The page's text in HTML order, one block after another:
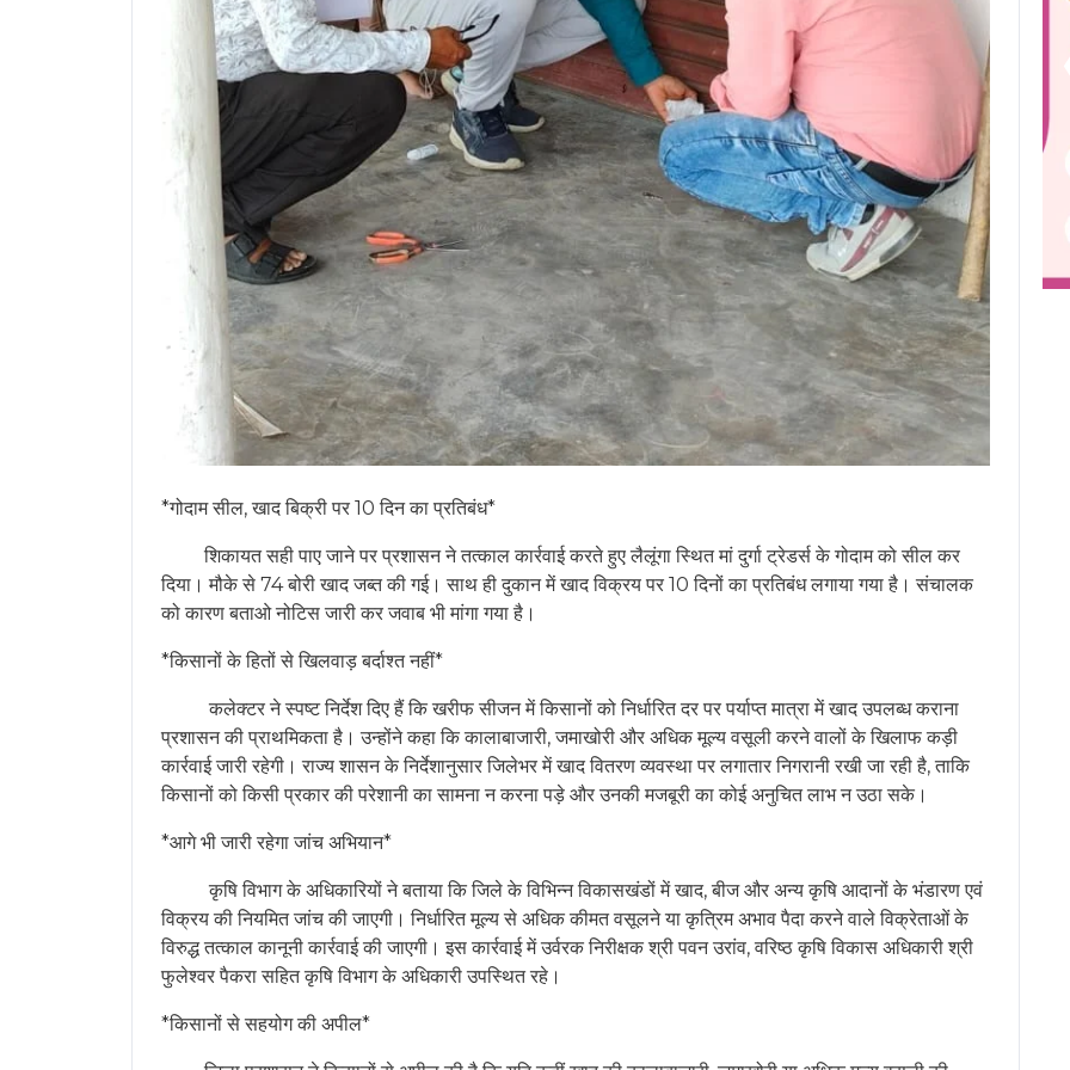
*गोदाम सील, खाद बिक्री पर 10 दिन का प्रतिबंध*
शिकायत सही पाए जाने पर प्रशासन ने तत्काल कार्रवाई करते हुए लैलूंगा स्थित मां दुर्गा ट्रेडर्स के गोदाम को सील कर
दिया। मौके से 74 बोरी खाद जब्त की गई। साथ ही दुकान में खाद विक्रय पर 10 दिनों का प्रतिबंध लगाया गया है। संचालक
को कारण बताओ नोटिस जारी कर जवाब भी मांगा गया है।
*किसानों के हितों से खिलवाड़ बर्दाश्त नहीं*
कलेक्टर ने स्पष्ट निर्देश दिए हैं कि खरीफ सीजन में किसानों को निर्धारित दर पर पर्याप्त मात्रा में खाद उपलब्ध कराना
प्रशासन की प्राथमिकता है। उन्होंने कहा कि कालाबाजारी, जमाखोरी और अधिक मूल्य वसूली करने वालों के खिलाफ कड़ी
कार्रवाई जारी रहेगी। राज्य शासन के निर्देशानुसार जिलेभर में खाद वितरण व्यवस्था पर लगातार निगरानी रखी जा रही है, ताकि
किसानों को किसी प्रकार की परेशानी का सामना न करना पड़े और उनकी मजबूरी का कोई अनुचित लाभ न उठा सके।
*आगे भी जारी रहेगा जांच अभियान*
कृषि विभाग के अधिकारियों ने बताया कि जिले के विभिन्न विकासखंडों में खाद, बीज और अन्य कृषि आदानों के भंडारण एवं
विक्रय की नियमित जांच की जाएगी। निर्धारित मूल्य से अधिक कीमत वसूलने या कृत्रिम अभाव पैदा करने वाले विक्रेताओं के
विरुद्ध तत्काल कानूनी कार्रवाई की जाएगी। इस कार्रवाई में उर्वरक निरीक्षक श्री पवन उरांव, वरिष्ठ कृषि विकास अधिकारी श्री
फुलेश्वर पैकरा सहित कृषि विभाग के अधिकारी उपस्थित रहे।
*किसानों से सहयोग की अपील*